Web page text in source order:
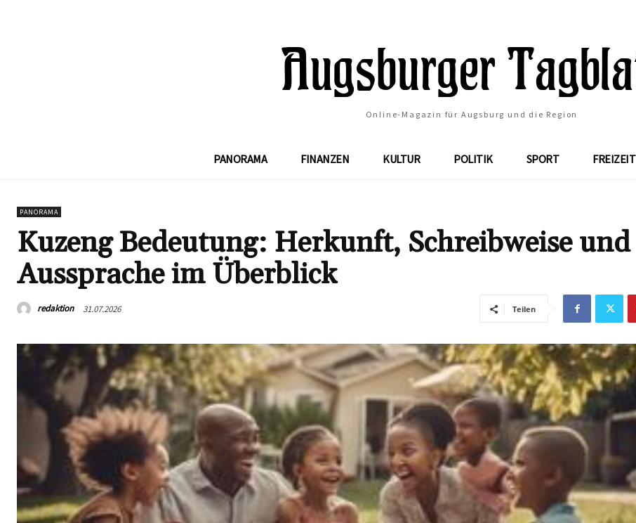
Online-Magazin für Augsburg und die Region
PANORAMA FINANZEN KULTUR POLITIK SPORT FREIZEIT
PANORAMA
Kuzeng Bedeutung: Herkunft, Schreibweise und
Aussprache im Überblick
redaktion 31.07.2026 Teilen